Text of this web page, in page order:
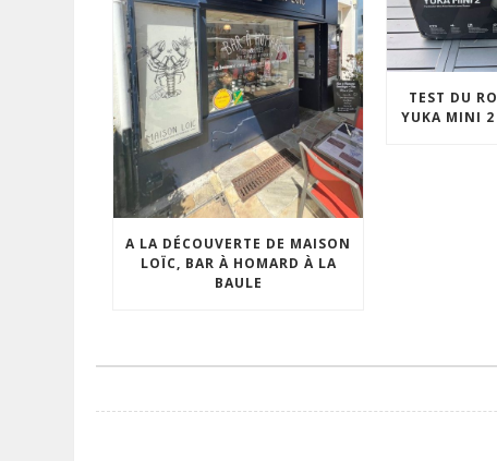
A LA DÉCOUVERTE DE MAISON
LOÏC, BAR À HOMARD À LA
BAULE
TEST DU
YUKA MINI